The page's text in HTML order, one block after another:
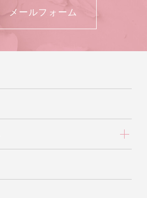
メールフォーム